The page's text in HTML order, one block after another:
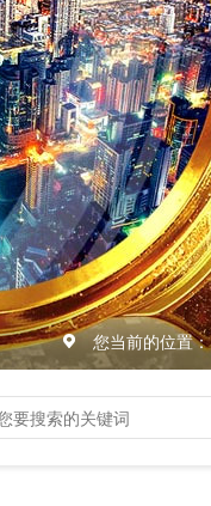
您当前的位置：